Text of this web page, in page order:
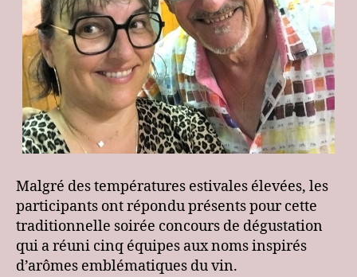
Malgré des températures estivales élevées, les
participants ont répondu présents pour cette
traditionnelle soirée concours de dégustation
qui a réuni cinq équipes aux noms inspirés
d’arômes emblématiques du vin.